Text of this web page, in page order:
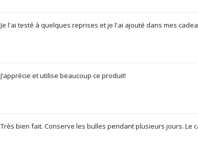
Je l'ai testé à quelques reprises et je l'ai ajouté dans mes
J’apprécie et utilise beaucoup ce produit!
Très bien fait. Conserve les bulles pendant plusieurs jours.